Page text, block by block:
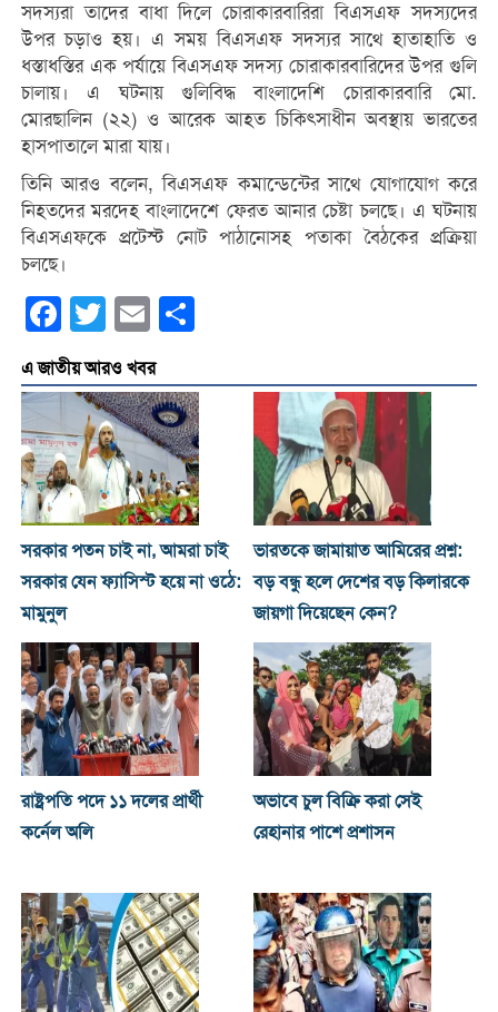
সদস্যরা তাদের বাধা দিলে চোরাকারবারিরা বিএসএফ সদস্যদের
উপর চড়াও হয়। এ সময় বিএসএফ সদস্যর সাথে হাতাহাতি ও
ধস্তাধস্তির এক পর্যায়ে বিএসএফ সদস্য চোরাকারবারিদের উপর গুলি
চালায়। এ ঘটনায় গুলিবিদ্ধ বাংলাদেশি চোরাকারবারি মো.
মোরছালিন (২২) ও আরেক আহত চিকিৎসাধীন অবস্থায় ভারতের
হাসপাতালে মারা যায়।
তিনি আরও বলেন, বিএসএফ কমান্ডেন্টের সাথে যোগাযোগ করে
নিহতদের মরদেহ বাংলাদেশে ফেরত আনার চেষ্টা চলছে। এ ঘটনায়
বিএসএফকে প্রটেস্ট নোট পাঠানোসহ পতাকা বৈঠকের প্রক্রিয়া
চলছে।
Facebook
Twitter Email
এ জাতীয় আরও খবর
সরকার পতন চাই না, আমরা চাই
সরকার যেন ফ্যাসিস্ট হয়ে না ওঠে:
মামুনুল
ভারতকে জামায়াত আমিরের প্রশ্ন:
বড় বন্ধু হলে দেশের বড় কিলারকে
জায়গা দিয়েছেন কেন?
রাষ্ট্রপতি পদে ১১ দলের প্রার্থী
কর্নেল অলি
অভাবে চুল বিক্রি করা সেই
রেহানার পাশে প্রশাসন